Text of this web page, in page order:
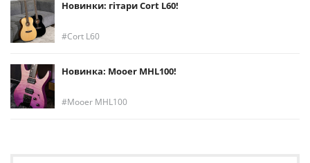
Новинки: гітари Cort L60!
Cort L60
Новинка: Mooer MHL100!
Mooer MHL100